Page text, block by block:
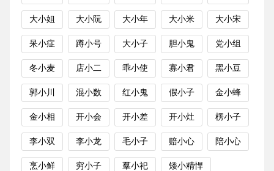
大小姐 大小阮 大小年 大小米 大小宋
呆小症 蹲小号 大小子 胆小鬼 党小组
冬小麦 店小二 乖小使 寡小君 黑小豆
郭小川 混小数 红小鬼 假小子 金小蜂
金小相 开小会 开小差 开小灶 楞小子
李小双 李小龙 毛小子 赔小心 陪小心
烹小鲜 穷小子 羣小祀 矮小精悍